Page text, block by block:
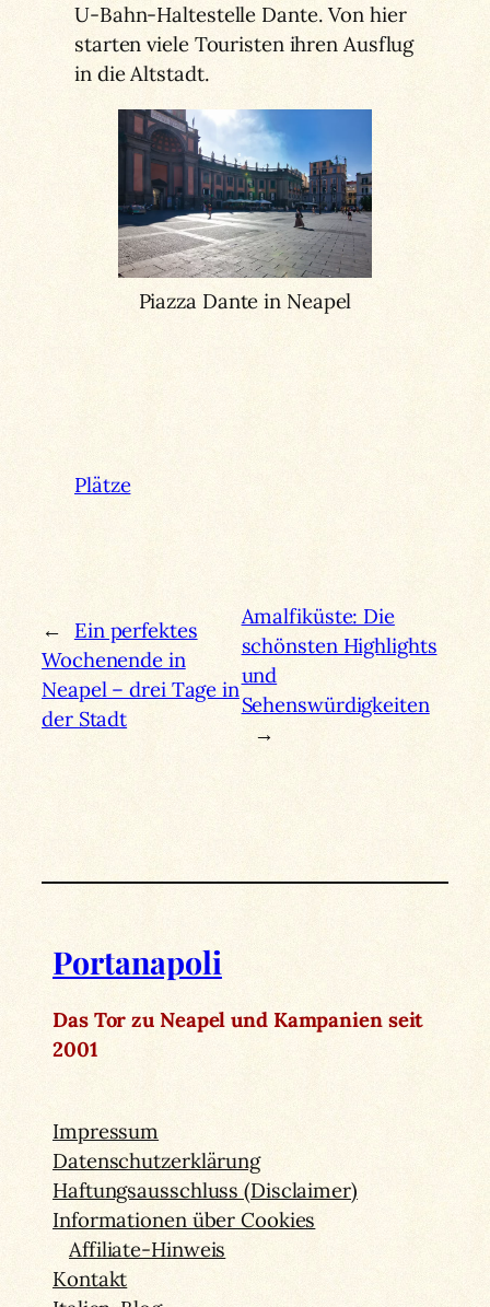
U-Bahn-Haltestelle Dante. Von hier
starten viele Touristen ihren Ausflug
in die Altstadt.
Piazza Dante in Neapel
Plätze
←
Ein perfektes
Wochenende in
Neapel – drei Tage in
der Stadt
Amalfiküste: Die
schönsten Highlights
und
Sehenswürdigkeiten
→
Portanapoli
Das Tor zu Neapel und Kampanien seit
2001
Impressum
Datenschutzerklärung
Haftungsausschluss (Disclaimer)
Informationen über Cookies
Affiliate-Hinweis
Kontakt